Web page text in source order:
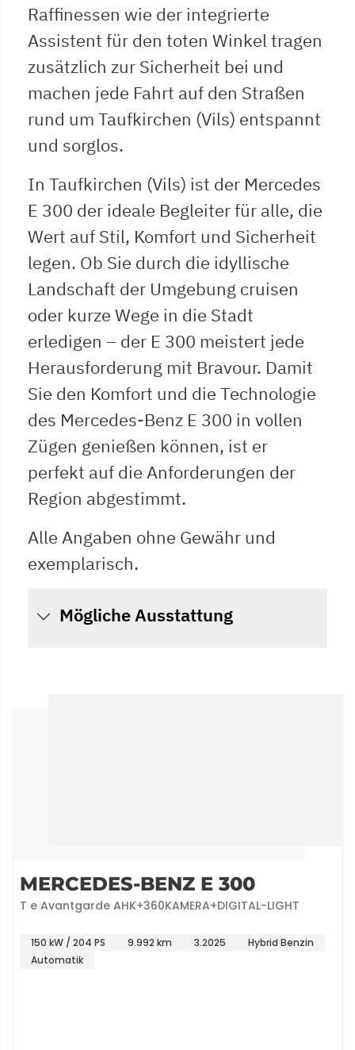
Raffinessen wie der integrierte
Assistent für den toten Winkel tragen
zusätzlich zur Sicherheit bei und
machen jede Fahrt auf den Straßen
rund um Taufkirchen (Vils) entspannt
und sorglos.
In Taufkirchen (Vils) ist der Mercedes
E 300 der ideale Begleiter für alle, die
Wert auf Stil, Komfort und Sicherheit
legen. Ob Sie durch die idyllische
Landschaft der Umgebung cruisen
oder kurze Wege in die Stadt
erledigen – der E 300 meistert jede
Herausforderung mit Bravour. Damit
Sie den Komfort und die Technologie
des Mercedes-Benz E 300 in vollen
Zügen genießen können, ist er
perfekt auf die Anforderungen der
Region abgestimmt.
Alle Angaben ohne Gewähr und
exemplarisch.
Mögliche Ausstattung
MERCEDES-BENZ E 300
T e Avantgarde AHK+360KAMERA+DIGITAL-LIGHT
150 kW / 204 PS 9.992 km 3.2025
Hybrid Benzin
Automatik